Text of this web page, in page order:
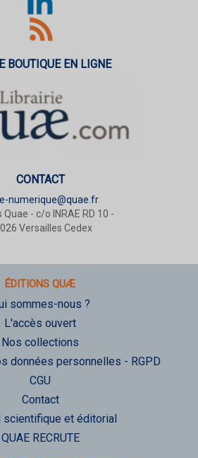
BOUTIQUE EN LIGNE
CONTACT
numerique@quae.fr
Quae - c/o INRAE RD 10 -
Versailles Cedex
ÉDITIONS QUÆ
sommes-nous ?
L'accès ouvert
Nos collections
données personnelles - RGPD
CGU
Contact
scientifique et éditorial
QUAE RECRUTE